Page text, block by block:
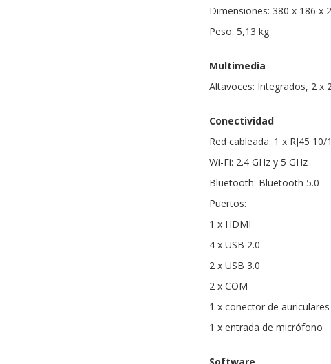
Dimensiones: 380 x 186 x
Peso: 5,13 kg
Multimedia
Altavoces: Integrados, 2 x
Conectividad
Red cableada: 1 x RJ45
Wi-Fi: 2.4 GHz y 5 GHz
Bluetooth: Bluetooth 5.0
Puertos:
1 x HDMI
4 x USB 2.0
2 x USB 3.0
2 x COM
1 x conector de auriculares
1 x entrada de micrófono